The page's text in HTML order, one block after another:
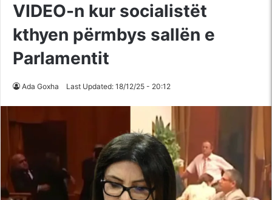
VIDEO-n kur socialistët
kthyen përmbys sallën e
Parlamentit
Ada Goxha Last Updated: 18/12/25 - 20:12